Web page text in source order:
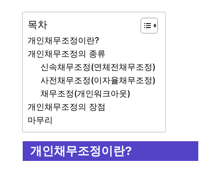
목차
개인채무조정이란?
개인채무조정의 종류
신속채무조정(연체전채무조정)
사전채무조정(이자율채무조정)
채무조정(개인워크아웃)
개인채무조정의 장점
마무리
개인채무조정이란?